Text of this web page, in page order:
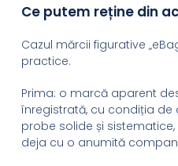
Ce putem reține din
Cazul mărcii figurative
practice.
Prima: o marcă aparent
înregistrată, cu condiția
probe solide și
deja cu o anumită